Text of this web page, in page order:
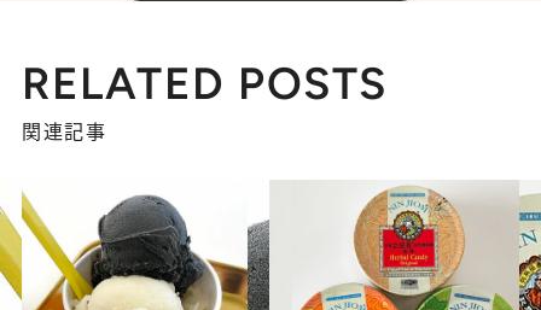
RELATED POSTS
関連記事